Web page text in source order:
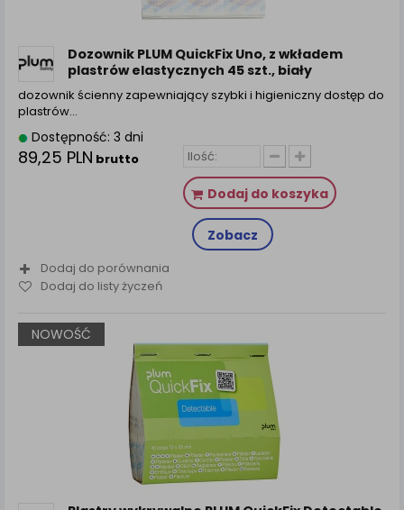
Dozownik PLUM QuickFix Uno, z wkładem
plastrów elastycznych 45 szt., biały
dozownik ścienny zapewniający szybki i higieniczny dostęp do
plastrów…
Dostępność: 3 dni
89,25 PLN brutto
Dodaj do koszyka
Zobacz
Dodaj do porównania
Dodaj do listy życzeń
NOWOŚĆ